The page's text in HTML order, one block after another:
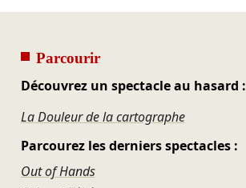
Parcourir
Découvrez un spectacle au hasard :
La Douleur de la cartographe
Parcourez les derniers spectacles :
Out of Hands